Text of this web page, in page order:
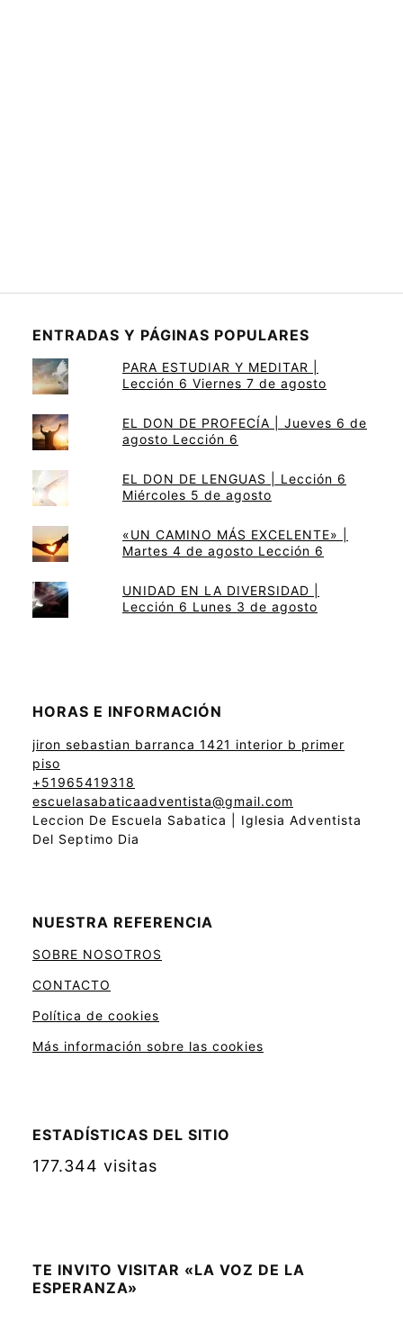
ENTRADAS Y PÁGINAS POPULARES
PARA ESTUDIAR Y MEDITAR |
Lección 6 Viernes 7 de agosto
EL DON DE PROFECÍA | Jueves 6 de
agosto Lección 6
EL DON DE LENGUAS | Lección 6
Miércoles 5 de agosto
«UN CAMINO MÁS EXCELENTE» |
Martes 4 de agosto Lección 6
UNIDAD EN LA DIVERSIDAD |
Lección 6 Lunes 3 de agosto
HORAS E INFORMACIÓN
jiron sebastian barranca 1421 interior b primer
piso
+51965419318
escuelasabaticaadventista@gmail.com
Leccion De Escuela Sabatica | Iglesia Adventista
Del Septimo Dia
NUESTRA REFERENCIA
SOBRE NOSOTROS
CONTACTO
Política de cookies
Más información sobre las cookies
ESTADÍSTICAS DEL SITIO
177.344 visitas
TE INVITO VISITAR «LA VOZ DE LA
ESPERANZA»